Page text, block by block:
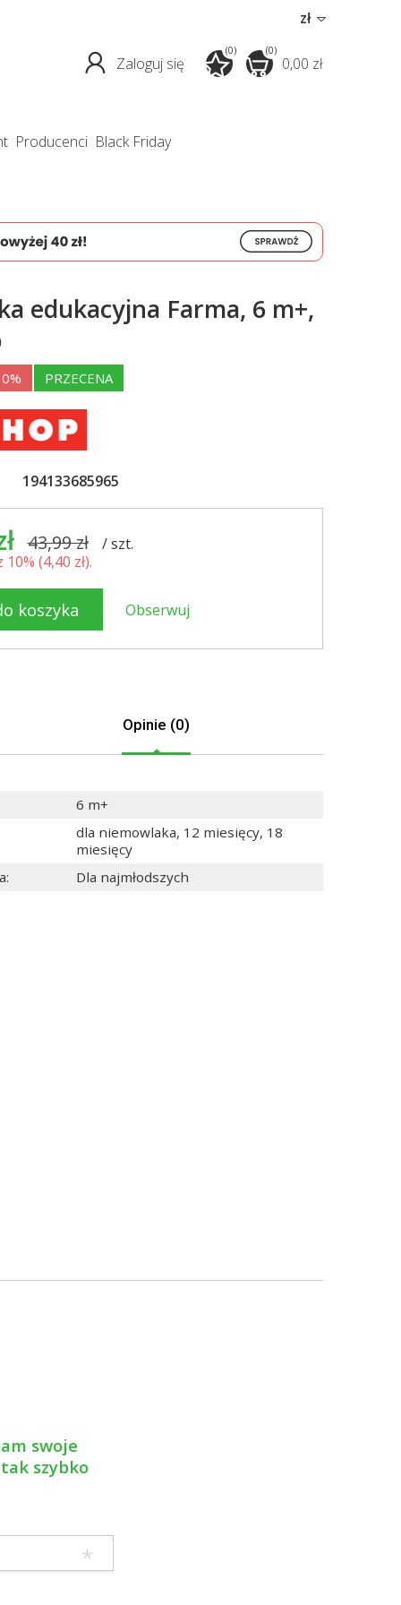
zł
(0)
0,00 zł
Zaloguj się
(0)
producenci Black Friday
edukacyjna Farma, 6 m+,
PRZECENA
194133685965
43,99 zł /szt.
10% (4,40 zł).
koszyka Obserwuj
Opinie (0)
6 m+
dla niemowlaka, 12 miesięcy, 18
miesięcy
: Dla najmłodszych
swoje
szybko